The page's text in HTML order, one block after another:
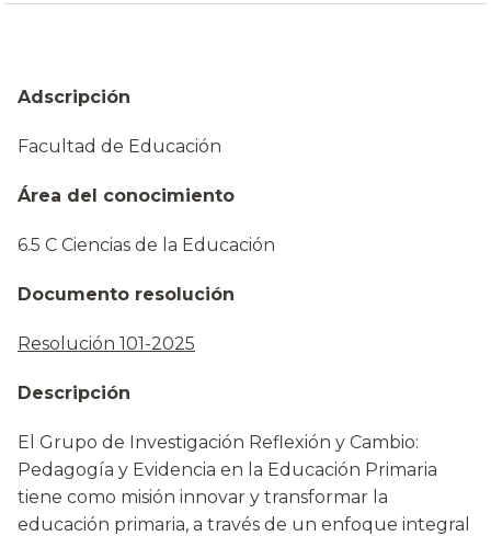
Adscripción
Facultad de Educación
Área del conocimiento
6.5 C Ciencias de la Educación
Documento resolución
Resolución 101-2025
Descripción
El Grupo de Investigación Reflexión y Cambio:
Pedagogía y Evidencia en la Educación Primaria
tiene como misión innovar y transformar la
educación primaria, a través de un enfoque integral